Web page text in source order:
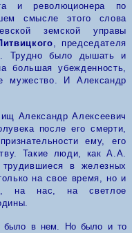
и революционера по
смысле этого слова
земской управы
, председателя
. Трудно было дышать и
большая убежденность,
мужество. И Александр
Александр Алексеевич
после его смерти,
ему, его
Такие люди, как А.А.
в железных
на свое время, но и
на нас, на светлое
было в нем. Но было и то